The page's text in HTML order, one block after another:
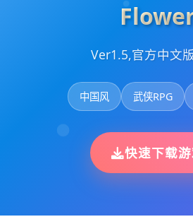
Ver1.5,官方中文
中国风 武侠RPG
快速下载